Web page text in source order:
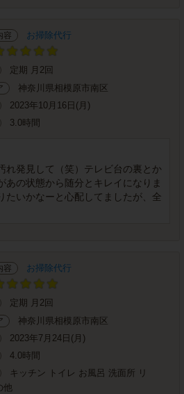
容 お掃除代行
定期 月2回
神奈川県相模原市南区
2023年10月16日(月)
3.0時間
れ発見して（笑）テレビ台の裏とか
あの状態から随分とキレイになりま
たいかなーと心配してましたが、全
容 お掃除代行
定期 月2回
神奈川県相模原市南区
2023年7月24日(月)
4.0時間
キッチン トイレ お風呂 洗面所 リ
他